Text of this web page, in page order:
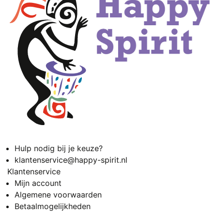
Hulp nodig bij je keuze?
klantenservice@happy-spirit.nl
Klantenservice
Mijn account
Algemene voorwaarden
Betaalmogelijkheden